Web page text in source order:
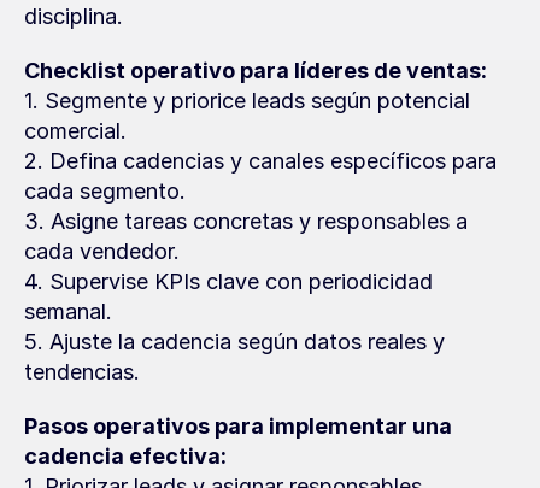
disciplina.
Checklist operativo para líderes de ventas:
1. Segmente y priorice leads según potencial
comercial.
2. Defina cadencias y canales específicos para
cada segmento.
3. Asigne tareas concretas y responsables a
cada vendedor.
4. Supervise KPIs clave con periodicidad
semanal.
5. Ajuste la cadencia según datos reales y
tendencias.
Pasos operativos para implementar una
cadencia efectiva: